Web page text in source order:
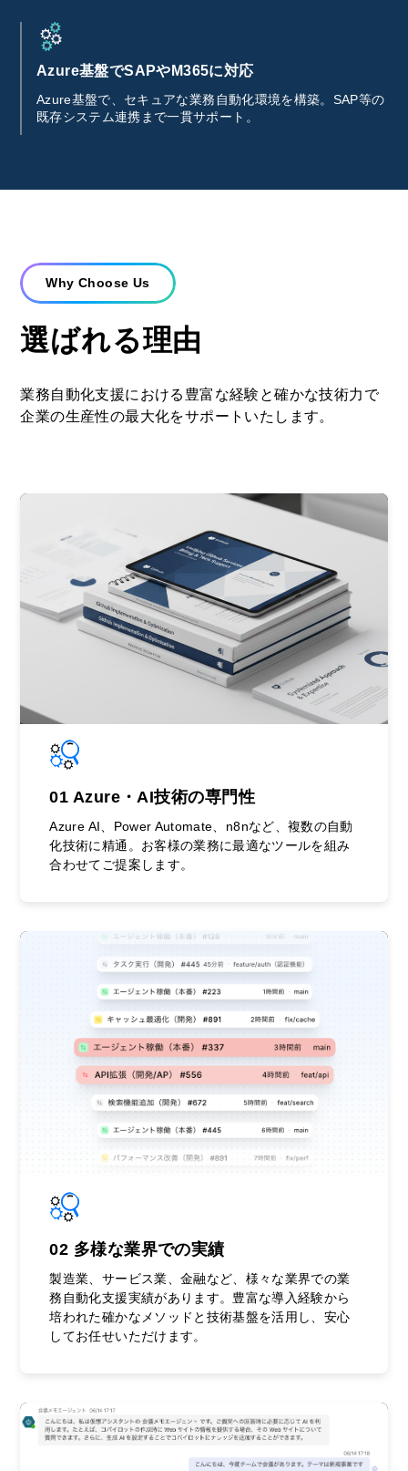
Azure基盤でSAPやM365に対応
Azure基盤で、セキュアな業務自動化環境を構築。SAP等の
既存システム連携まで一貫サポート。
Why Choose Us
選ばれる理由
業務自動化支援における豊富な経験と確かな技術力で
企業の生産性の最大化をサポートいたします。
01 Azure・AI技術の専門性
Azure AI、Power Automate、n8nなど、複数の自動
化技術に精通。お客様の業務に最適なツールを組み
合わせてご提案します。
02 多様な業界での実績
製造業、サービス業、金融など、様々な業界での業
務自動化支援実績があります。豊富な導入経験から
培われた確かなメソッドと技術基盤を活用し、安心
してお任せいただけます。